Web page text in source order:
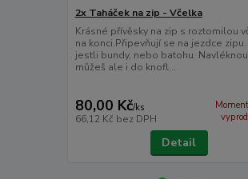
2x Taháček na zip - Včelka
Krásné přívěsky na zip s roztomilou
na konci.Připevňují se na jezdce
jestli bundy, nebo batohu.
můžeš ale i do knofl...
80,00 Kč/ks
66,12 Kč bez DPH
Detail